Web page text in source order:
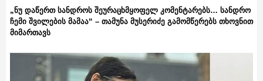
„ნუ დაწერთ სანდროს შეურაცხმყოფელ კომენტარებს… სანდრო
ჩემი შვილების მამაა“ – თამუნა მუსერიძე გამომწერებს თხოვნით
მიმართავს